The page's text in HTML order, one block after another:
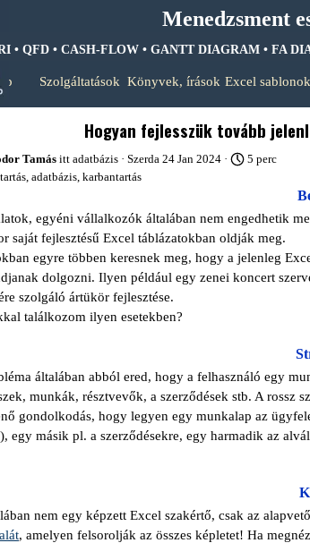
Menedzsment
• CASH-FLOW • GANTT DIAGRAM • FA
Szolgáltatások Könyvek, írások ▼
Excel sablonok
Hogyan fejlesszük tovább
Tamásitt adatbázis · Szerda 24 Jan 2024 ·
5 perc
, adatbázis, karbantartás
egyéni vállalkozók általában nem engedhetik
saját fejlesztésű Excel táblázatokban oldják meg.
egyre többen keresnek meg, hogy a jelenleg
dolgozni. Ilyen például egy zenei koncert
szolgáló ártükör fejlesztése.
találkozom ilyen esetekben?
általában abból ered, hogy a felhasználó egy
munkák, résztvevők, a szerződések stb. A rossz
gondolkodás, hogy legyen egy munkalap az
egy másik pl. a szerződésekre, egy harmadik az
nem egy képzett Excel szakértő, csak az
, amelyen felsorolják az összes képletet! Ha